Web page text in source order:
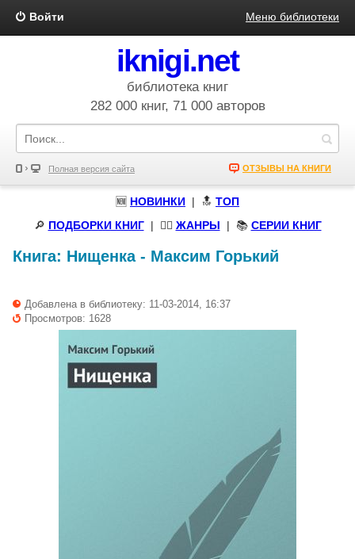
Войти Меню библиотеки
iknigi.net
библиотека книг
282 000 книг, 71 000 авторов
Полная версия сайта ОТЗЫВЫ НА КНИГИ
🆕 НОВИНКИ | 🔝 ТОП
🔎 ПОДБОРКИ КНИГ| 🧝‍♀️ ЖАНРЫ | 📚 СЕРИИ КНИГ
Книга: Нищенка- Максим Горький
Добавлена в библиотеку: 11-03-2014, 16:37
Просмотров: 1628